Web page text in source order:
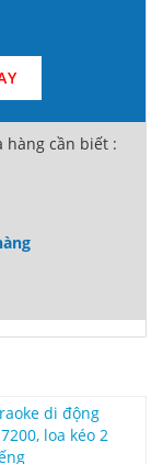
hàng cần biết :